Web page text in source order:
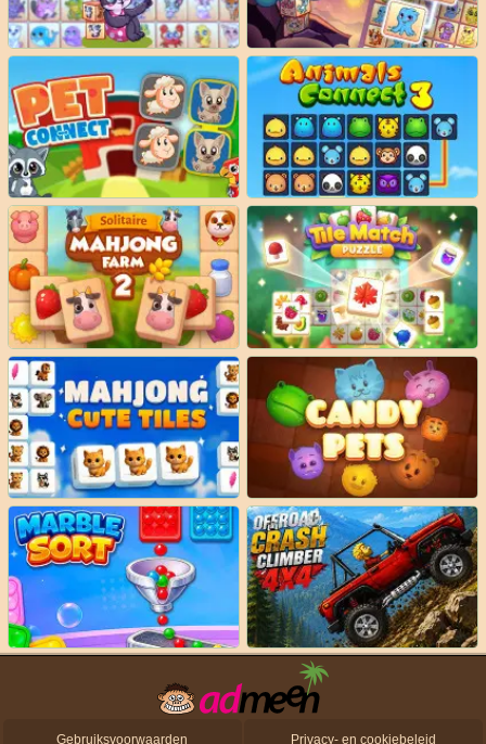
Gebruiksvoorwaarden Privacy- en cookiebeleid